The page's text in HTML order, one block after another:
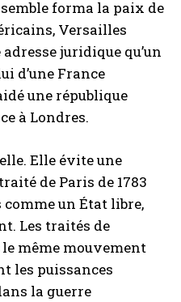
forma la paix de
Versailles
juridique qu’un
d’une France
une république
à Londres.
Elle évite une
de Paris de 1783
un État libre,
Les traités de
même mouvement
les puissances
la guerre